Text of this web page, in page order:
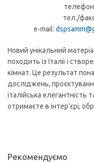
тел./
e-mail:
Новий унікальний
походить із Італії і
кімнат. Це результат
досліджень,
італійська елегантність
отримаєте в інтер’єрі,
Рекомендуємо